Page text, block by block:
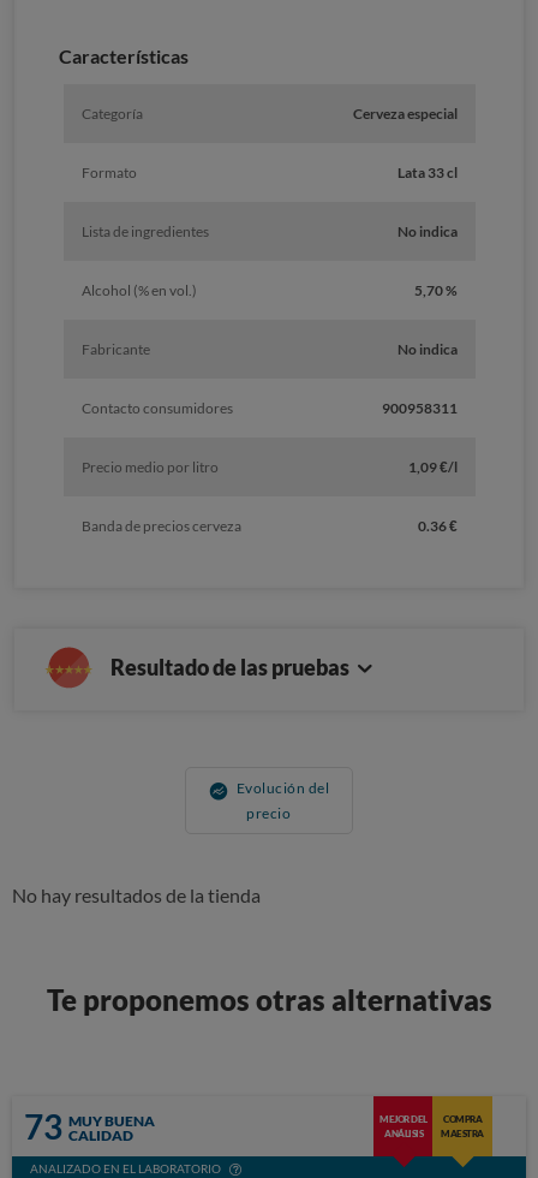
Características
Categoría Cerveza especial
Formato Lata 33 cl
Lista de ingredientes No indica
Alcohol (% en vol.) 5,70 %
Fabricante No indica
Contacto consumidores 900958311
Precio medio por litro 1,09 €/l
Banda de precios cerveza 0.36 €
Resultado de las pruebas
Evolución del
precio
No hay resultados de la tienda
Te proponemos otras alternativas
73 MUY BUENA
CALIDAD
MEJOR DEL
ANÁLISIS
COMPRA
MAESTRA
ANALIZADO EN EL LABORATORIO